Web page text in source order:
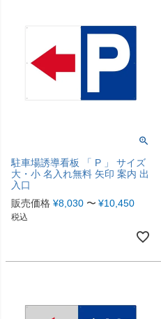
駐車場誘導看板 「 P 」 サイズ
大・小 名入れ無料 矢印 案内 出
入口
販売価格 ¥8,030 〜 ¥10,450
税込